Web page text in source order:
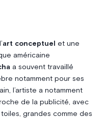
art conceptuel
et une
américaine
a souvent travaillé
notamment pour ses
l’artiste a notamment
de la publicité, avec
grandes comme des